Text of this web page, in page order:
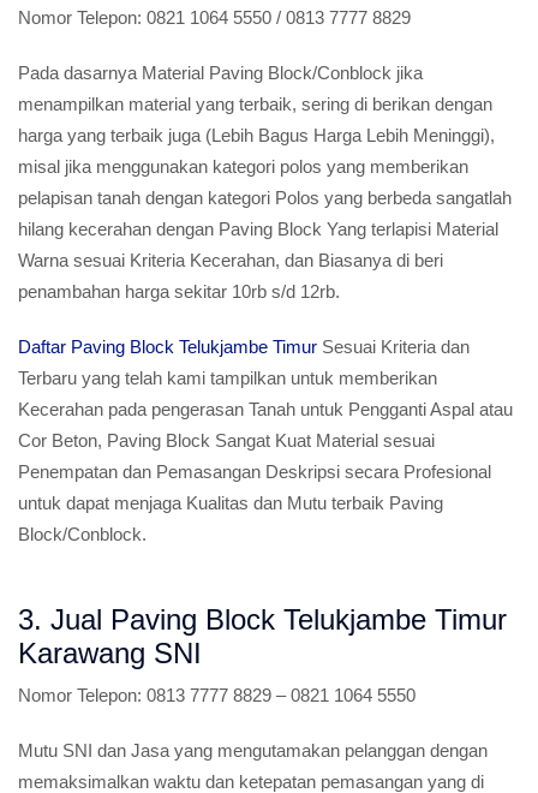
Nomor Telepon: 0821 1064 5550 / 0813 7777 8829
Pada dasarnya Material Paving Block/Conblock jika
menampilkan material yang terbaik, sering di berikan dengan
harga yang terbaik juga (Lebih Bagus Harga Lebih Meninggi),
misal jika menggunakan kategori polos yang memberikan
pelapisan tanah dengan kategori Polos yang berbeda sangatlah
hilang kecerahan dengan Paving Block Yang terlapisi Material
Warna sesuai Kriteria Kecerahan, dan Biasanya di beri
penambahan harga sekitar 10rb s/d 12rb.
Daftar Paving Block Telukjambe Timur Sesuai Kriteria dan
Terbaru yang telah kami tampilkan untuk memberikan
Kecerahan pada pengerasan Tanah untuk Pengganti Aspal atau
Cor Beton, Paving Block Sangat Kuat Material sesuai
Penempatan dan Pemasangan Deskripsi secara Profesional
untuk dapat menjaga Kualitas dan Mutu terbaik Paving
Block/Conblock.
3. Jual Paving Block Telukjambe Timur
Karawang SNI
Nomor Telepon: 0813 7777 8829 – 0821 1064 5550
Mutu SNI dan Jasa yang mengutamakan pelanggan dengan
memaksimalkan waktu dan ketepatan pemasangan yang di